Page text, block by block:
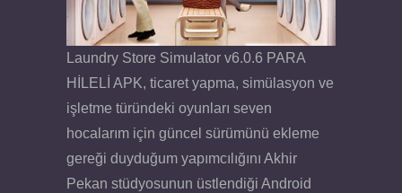
Laundry Store Simulator v6.0.6 PARA
HİLELİ APK, ticaret yapma, simülasyon ve
işletme türündeki oyunları seven
hocalarım için güncel sürümünü ekleme
gereği duyduğum yapımcılığını Akhir
Pekan stüdyosunun üstlendiği Android